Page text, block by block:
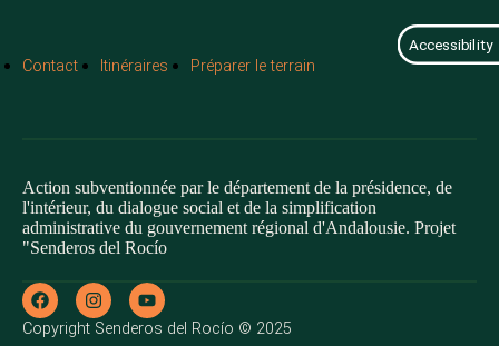
Accessibility
Contact Itinéraires Préparer le terrain
Action subventionnée par le département de la présidence, de
l'intérieur, du dialogue social et de la simplification
administrative du gouvernement régional d'Andalousie. Projet
"Senderos del Rocío
Copyright Senderos del Rocío © 2025